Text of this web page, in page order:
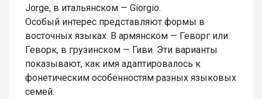
Jorge, в итальянском — Giorgio.
Особый интерес представляют формы в
восточных языках. В армянском — Геворг или
Геворк, в грузинском — Гиви. Эти варианты
показывают, как имя адаптировалось к
фонетическим особенностям разных языковых
семей.